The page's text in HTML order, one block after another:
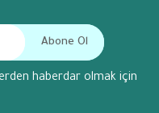
Abone Ol
haberdar olmak için